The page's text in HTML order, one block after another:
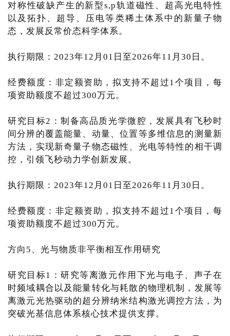
对称性破缺产生的新型s,p轨道磁性、超高光电特性
以及拓扑、超导、压电等类稀土体系中的新量子物
态，发展反常价态科学体系。
执行期限：2023年12月01日至2026年11月30日。
经费额度：非定额资助，拟支持不超过1个项目，每
项资助额度不超过300万元。
研究目标2：制备高品质光学微腔，发展具有飞秒时
间分辨的覆盖能量、动量、位置等多维信息的测量新
方法，实现新奇量子物态磁性、光电等特性的相干调
控，引领飞秒动力学创新发展。
执行期限：2023年12月01日至2026年11月30日。
经费额度：非定额资助，拟支持不超过1个项目，每
项资助额度不超过300万元。
方向5、光与物质非平衡相互作用研究
研究目标1：研究等离激元作用下光与电子、声子在
时频域耦合以及能量转化与耗散的物理机制，发展等
离激元光热驱动的超分辨纳米结构激光调控方法，为
突破光基信息体系核心技术提供支撑。